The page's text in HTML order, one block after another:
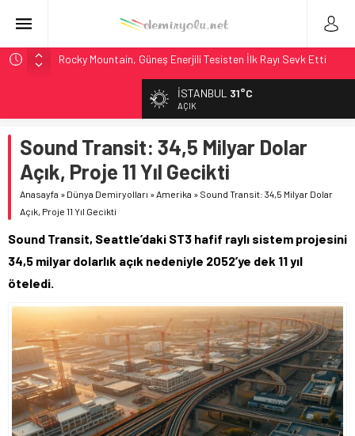
Rocky Mountain, Güneş Enerjili Tesisten İlk Rayı Sevk Etti
AAR, MIT ve Berkeley Dahil 4 Üniversiteyle Araştırma
Konsorsiyumu Başlattı
Long Beach Limanı’na 58 Milyon Dolarlık Yeşil Yatırım Ödülü
Madrid 6. Hat 2027’de Sürücüsüz: Kapasite %70 Artacak
NJ Transit’ten Tarihi Bütçe: 46 Yılın Rekoru Onaylandı
İSTANBUL 31°C
AÇIK
Sound Transit: 34,5 Milyar Dolar
Açık, Proje 11 Yıl Gecikti
Anasayfa » Dünya Demiryolları »Amerika » Sound Transit: 34,5 Milyar Dolar
Açık, Proje 11 Yıl Gecikti
Sound Transit, Seattle’daki ST3 hafif raylı sistem projesini
34,5 milyar dolarlık açık nedeniyle 2052’ye dek 11 yıl
öteledi.